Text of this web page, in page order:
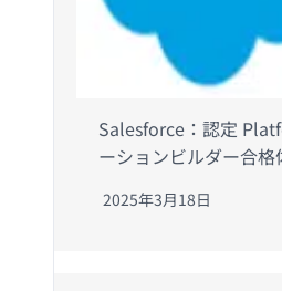
Salesforce：認定
ーションビルダー合格
2025年3月18日